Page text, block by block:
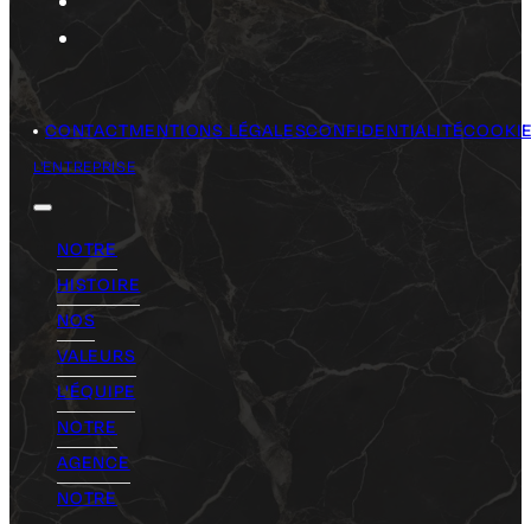
L'ENTREPRISE
NOTRE
HISTOIRE
NOS
VALEURS
L'ÉQUIPE
NOTRE
AGENCE
NOTRE
CONTACTMENTIONS LÉGALESCONFIDENTIALITÉ